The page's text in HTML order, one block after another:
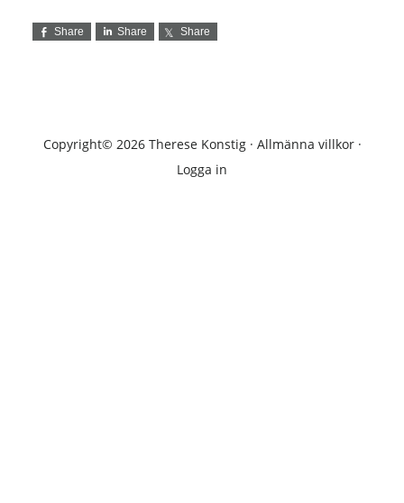
Share Share Share
Copyright© 2026 Therese Konstig · Allmänna villkor·
Logga in